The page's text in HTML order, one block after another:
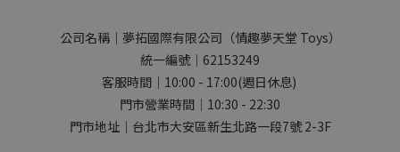
公司名稱｜夢拓國際有限公司（情趣夢天堂 Toys）
統一編號｜62153249
客服時間｜10:00 - 17:00(週日休息)
門市營業時間｜10:30 - 22:30
門市地址｜台北市大安區新生北路一段7號 2-3F